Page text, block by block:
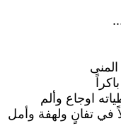
اوجاع وألم
في تفانٍ ولهفة وأمل